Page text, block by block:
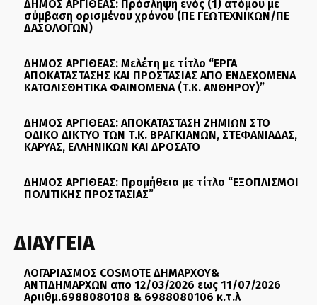
ΔΗΜΟΣ ΑΡΓΙΘΕΑΣ: Πρόσληψη ενός (1) ατόμου με
σύμβαση ορισμένου χρόνου (ΠΕ ΓΕΩΤΕΧΝΙΚΩΝ/ΠΕ
ΔΑΣΟΛΟΓΩΝ)
ΔΗΜΟΣ ΑΡΓΙΘΕΑΣ: Μελέτη με τίτλο “ΕΡΓΑ
ΑΠΟΚΑΤΑΣΤΑΣΗΣ ΚΑΙ ΠΡΟΣΤΑΣΙΑΣ ΑΠΟ ΕΝΔΕΧΟΜΕΝΑ
ΚΑΤΟΛΙΣΘΗΤΙΚΑ ΦΑΙΝΟΜΕΝΑ (Τ.Κ. ΑΝΘΗΡΟΥ)”
ΔΗΜΟΣ ΑΡΓΙΘΕΑΣ: ΑΠΟΚΑΤΑΣΤΑΣΗ ΖΗΜΙΩΝ ΣΤΟ
ΟΔΙΚΟ ΔΙΚΤΥΟ ΤΩΝ Τ.Κ. ΒΡΑΓΚΙΑΝΩΝ, ΣΤΕΦΑΝΙΑΔΑΣ,
ΚΑΡΥΑΣ, ΕΛΛΗΝΙΚΩΝ ΚΑΙ ΔΡΟΣΑΤΟ
ΔΗΜΟΣ ΑΡΓΙΘΕΑΣ: Προμήθεια με τίτλο “ΕΞΟΠΛΙΣΜΟΙ
ΠΟΛΙΤΙΚΗΣ ΠΡΟΣΤΑΣΙΑΣ”
ΔΙΑΥΓΕΙΑ
ΛΟΓΑΡΙΑΣΜΟΣ COSMOTE ΔΗΜΑΡΧΟΥ&
ΑΝΤΙΔΗΜΑΡΧΩΝ απο 12/03/2026 εως 11/07/2026
Αριιθμ.6988080108 & 6988080106 κ.τ.λ